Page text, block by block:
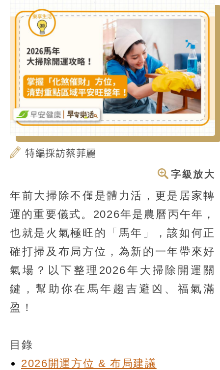
特編採訪蔡菲麗
字級放大
年前大掃除不僅是體力活，更是居家轉
運的重要儀式。2026年是農曆丙午年，
也就是火氣極旺的「馬年」，該如何正
確打掃及布局方位，為新的一年帶來好
氣場？以下整理2026年大掃除開運關
鍵，幫助你在馬年趨吉避凶、福氣滿
盈！
目錄
2026開運方位 & 布局建議